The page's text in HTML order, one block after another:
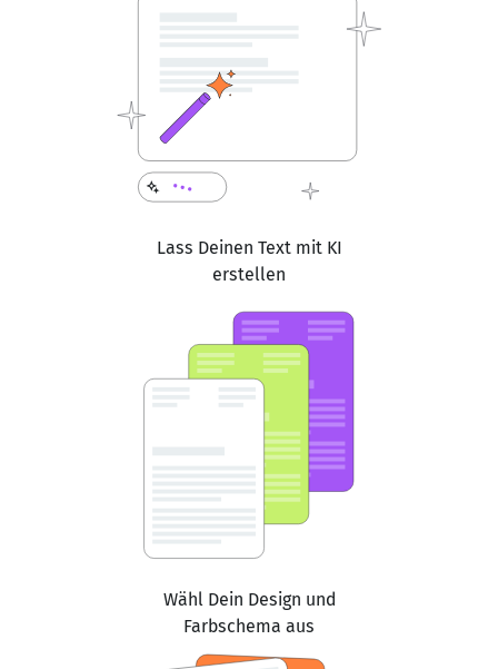
Lass Deinen Text mit KI
erstellen
Wähl Dein Design und
Farbschema aus